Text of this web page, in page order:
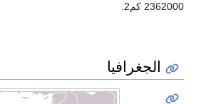
2362000 كم2.
الجغرافيا